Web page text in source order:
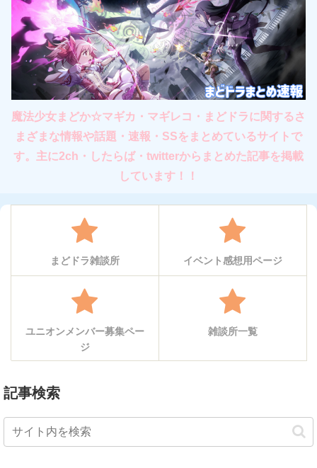
魔法少女まどか☆マギカ・マギレコ・まどドラに関するさ
まざまな情報や話題・速報・SSをまとめているサイトで
す。主に2ch・したらば・twitterからまとめた記事を掲載
しています！！
まどドラ雑談所 イベント感想用ページ
ユニオンメンバー募集ペー
ジ
雑談所一覧
記事検索